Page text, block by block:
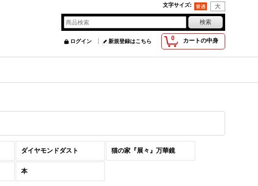
文字サイズ:
0 カートの中身
ログイン 新規登録はこちら
ダイヤモンドダスト 猫の家『展々』万華鏡
本